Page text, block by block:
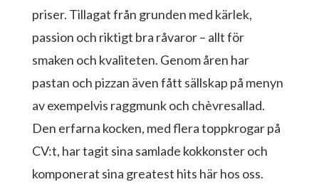
priser. Tillagat från grunden med kärlek,
passion och riktigt bra råvaror – allt för
smaken och kvaliteten. Genom åren har
pastan och pizzan även fått sällskap på menyn
av exempelvis raggmunk och chèvresallad.
Den erfarna kocken, med flera toppkrogar på
CV:t, har tagit sina samlade kokkonster och
komponerat sina greatest hits här hos oss.